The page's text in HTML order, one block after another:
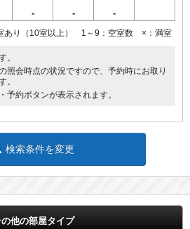
- - -
あり（10室以上） 1～9：空室数 ×：満室
。
照会時点の状況ですので、予約時にお取り
。
約ボタンが表示されます。
検索条件を変更
の他の部屋タイプ